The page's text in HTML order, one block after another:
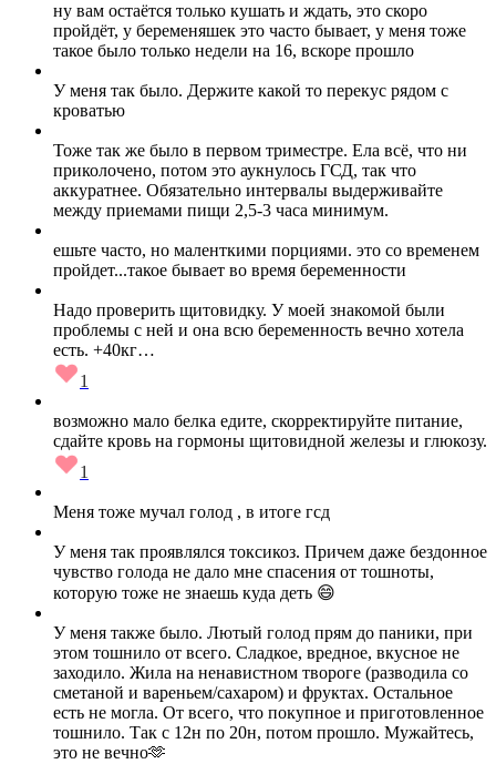
ну вам остаётся только кушать и ждать, это скоро
пройдёт, у беременяшек это часто бывает, у меня тоже
такое было только недели на 16, вскоре прошло
У меня так было. Держите какой то перекус рядом с
кроватью
Тоже так же было в первом триместре. Ела всё, что ни
приколочено, потом это аукнулось ГСД, так что
аккуратнее. Обязательно интервалы выдерживайте
между приемами пищи 2,5-3 часа минимум.
ешьте часто, но маленткими порциями. это со временем
пройдет...такое бывает во время беременности
Надо проверить щитовидку. У моей знакомой были
проблемы с ней и она всю беременность вечно хотела
есть. +40кг…
1
возможно мало белка едите, скорректируйте питание,
сдайте кровь на гормоны щитовидной железы и глюкозу.
1
Меня тоже мучал голод , в итоге гсд
У меня так проявлялся токсикоз. Причем даже бездонное
чувство голода не дало мне спасения от тошноты,
которую тоже не знаешь куда деть 😄
У меня также было. Лютый голод прям до паники, при
этом тошнило от всего. Сладкое, вредное, вкусное не
заходило. Жила на ненавистном твороге (разводила со
сметаной и вареньем/сахаром) и фруктах. Остальное
есть не могла. От всего, что покупное и приготовленное
тошнило. Так с 12н по 20н, потом прошло. Мужайтесь,
это не вечно🫶